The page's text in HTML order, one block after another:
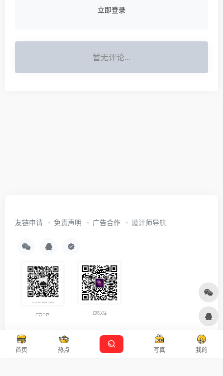
立即登录
暂无评论...
首页 热点 写真 我的
友链申请 免责声明 广告合作 设计师导航
广告合作 扫码关注
Copyright © 2026沪ICP备2021007899号-5 Designed by 设计资源